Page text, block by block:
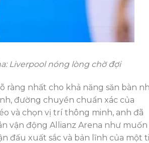
Liverpool nóng lòng chờ đợi
ràng nhất cho khả năng săn bàn
đường chuyền chuẩn xác của
và chọn vị trí thông minh, anh đã
vận động Allianz Arena như
đấu xuất sắc và bản lĩnh của một